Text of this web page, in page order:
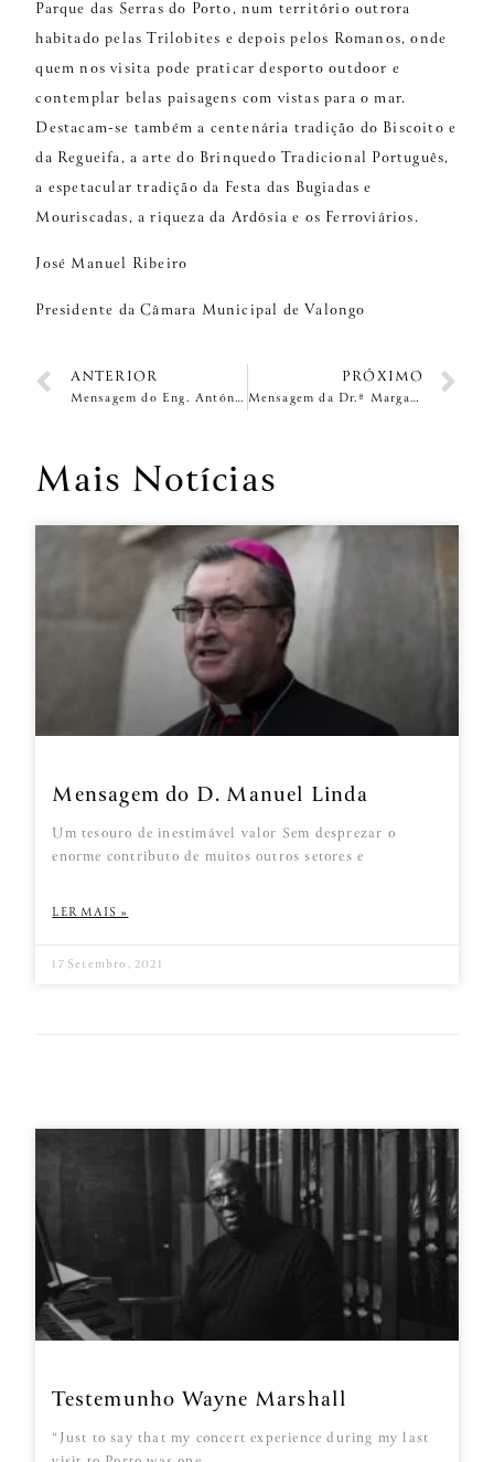
Parque das Serras do Porto, num território outrora
habitado pelas Trilobites e depois pelos Romanos, onde
quem nos visita pode praticar desporto outdoor e
contemplar belas paisagens com vistas para o mar.
Destacam-se também a centenária tradição do Biscoito e
da Regueifa, a arte do Brinquedo Tradicional Português,
a espetacular tradição da Festa das Bugiadas e
Mouriscadas, a riqueza da Ardósia e os Ferroviários.
José Manuel Ribeiro
Presidente da Câmara Municipal de Valongo
ANTERIOR
Mensagem do Eng. António da Silva Tiago
PRÓXIMO
Mensagem da Dr.ª Margarida Belém
Mais Notícias
Mensagem do D. Manuel Linda
Um tesouro de inestimável valor Sem desprezar o
enorme contributo de muitos outros setores e
LER MAIS »
17 Setembro, 2021
Testemunho Wayne Marshall
“Just to say that my concert experience during my last